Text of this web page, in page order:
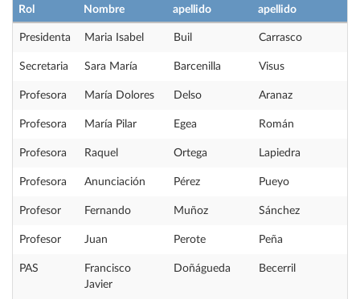
Rol Nombre
apellido
apellido
Presidenta Maria Isabel Buil Carrasco
Secretaria Sara María Barcenilla Visus
Profesora María Dolores Delso Aranaz
Profesora María Pilar Egea Román
Profesora Raquel Ortega Lapiedra
Profesora Anunciación Pérez Pueyo
Profesor Fernando Muñoz Sánchez
Profesor Juan Perote Peña
PAS
Francisco
Javier
Doñágueda Becerril